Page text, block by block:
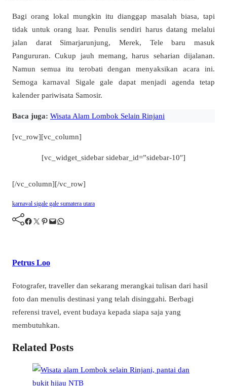
Bagi orang lokal mungkin itu dianggap masalah biasa, tapi
tidak untuk orang luar. Penulis sendiri harus datang melalui
jalan darat Simarjarunjung, Merek, Tele baru masuk
Pangururan. Cukup jauh memang, harus seharian dijalanan.
Namun semua itu terobati dengan menyaksikan acara ini.
Semoga karnaval Sigale gale dapat menjadi agenda tetap
kalender pariwisata Samosir.
Baca juga: Wisata Alam Lombok Selain Rinjani
[vc_row][vc_column]
[vc_widget_sidebar sidebar_id=”sidebar-10″]
[/vc_column][/vc_row]
karnaval sigale gale sumatera utara
Facebook Twitter Pinterest Mail WhatsApp
Petrus Loo
Fotografer, traveller dan sekarang merangkai tulisan dari hasil
foto dan menulis destinasi yang telah disinggahi. Berbagi
referensi travel, event budaya kepada siapa saja yang
membutuhkan.
Related Posts